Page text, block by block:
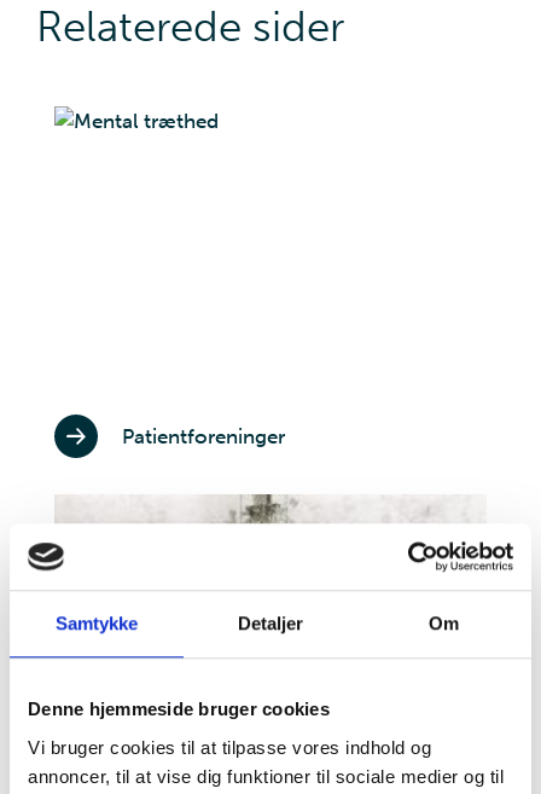
Samtykke Detaljer Om
Denne hjemmeside bruger cookies
Vi bruger cookies til at tilpasse vores indhold og
annoncer, til at vise dig funktioner til sociale medier og til
Relaterede sider
Patientforeninger